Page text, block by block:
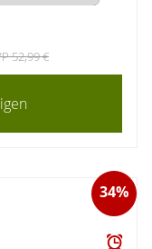
52,99 €
34%